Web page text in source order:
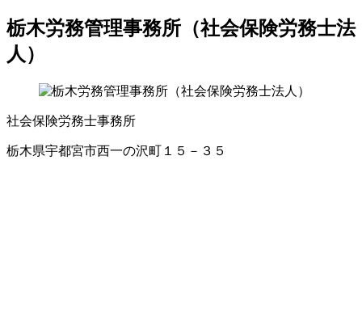
栃木労務管理事務所（社会保険労務士法
人）
社会保険労務士事務所
栃木県宇都宮市西一の沢町１５－３５